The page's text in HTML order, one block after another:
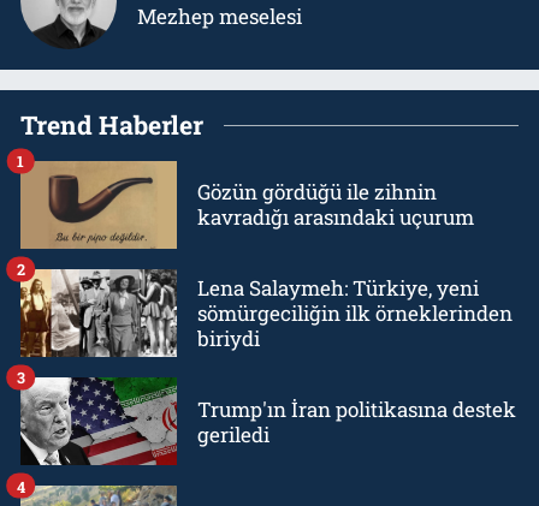
Mezhep meselesi
Trend Haberler
Gözün gördüğü ile zihnin
kavradığı arasındaki uçurum
1
Lena Salaymeh: Türkiye, yeni
sömürgeciliğin ilk örneklerinden
biriydi
2
Trump'ın İran politikasına destek
geriledi
3
4